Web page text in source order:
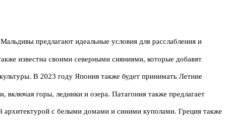
предлагают идеальные условия для расслабления и
известна своими северными сияниями, которые добавят
В 2023 году Япония также будет принимать Летние
горы, ледники и озера. Патагония также предлагает
архитектурой с белыми домами и синими куполами. Греция также